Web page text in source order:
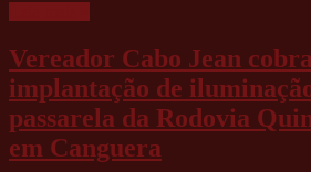
Vereador Cabo Jean
implantação de
passarela da Rodovia
em Canguera